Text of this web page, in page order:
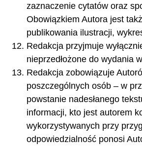
zaznaczenie cytatów oraz
Obowiązkiem Autora jest
publikowania ilustracji,
Redakcja przyjmuje
nieprzedłożone do wydania
Redakcja zobowiązuje
poszczególnych osób – w
powstanie nadesłanego
informacji, kto jest autorem
wykorzystywanych przy
odpowiedzialność ponosi